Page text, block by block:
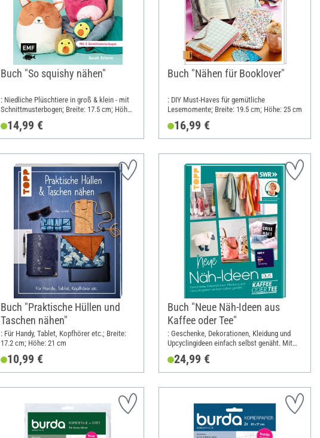
Buch "So squishy nähen"
: Niedliche Plüschtiere in groß & klein - mit
Schnittmusterbogen; Breite: 17.5 cm; Höhe:
14,99 €
Buch "Nähen für Booklover"
: DIY Must-Haves für gemütliche
Lesemomente; Breite: 19.5 cm; Höhe: 25 cm
16,99 €
Buch "Praktische Hüllen und
Taschen nähen"
: Für Handy, Tablet, Kopfhörer etc.; Breite:
17.2 cm; Höhe: 21 cm
10,99 €
Buch "Neue Näh-Ideen aus
Kaffee oder Tee"
: Geschenke, Dekorationen, Kleidung und
Upcyclingideen einfach selbst genäht. Mit
28.5 cm
24,99 €